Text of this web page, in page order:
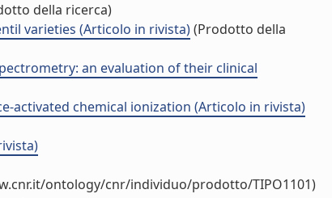
della ricerca)
varieties (Articolo in rivista)(Prodotto della
an evaluation of their clinical
activated chemical ionization (Articolo in rivista)
ontology/cnr/individuo/prodotto/TIPO1101)